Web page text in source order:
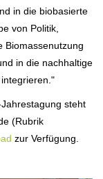
in die biobasierte
von Politik,
Biomassenutzung
in die nachhaltige
steht
(Rubrik
zur Verfügung.